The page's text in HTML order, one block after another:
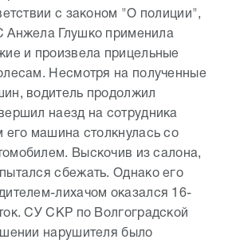
с законом "О полиции",
Анжела Глушко применила
и произвела прицельные
Несмотря на полученные
водитель продолжил
наезд на сотрудника
его машина столкнулась со
Выскочив из салона,
сбежать. Однако его
лихачом оказался 16-
СУ СКР по Волгоградской
нарушителя было